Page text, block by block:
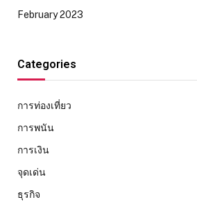
February 2023
Categories
การท่องเที่ยว
การพนัน
การเงิน
จุดเด่น
ธุรกิจ